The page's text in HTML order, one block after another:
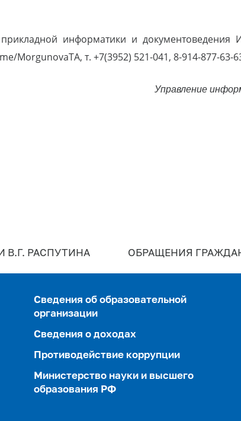
информатики и документоведения
MorgunovaTA, т. +7(3952) 521-041, 8-914-877-63-
Управление
В.Г. РАСПУТИНА ОБРАЩЕНИЯ
Сведения об образовательной
организации
Сведения о доходах
Противодействие коррупции
Министерство науки и высшего
образования РФ